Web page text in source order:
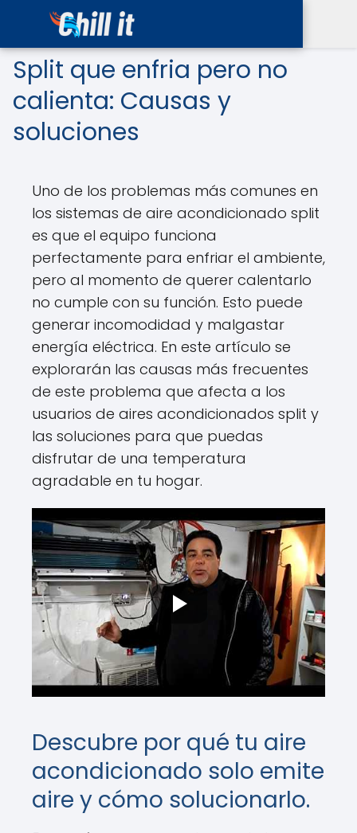
Split que enfria pero no
calienta: Causas y
soluciones
Uno de los problemas más comunes en
los sistemas de aire acondicionado split
es que el equipo funciona
perfectamente para enfriar el ambiente,
pero al momento de querer calentarlo
no cumple con su función. Esto puede
generar incomodidad y malgastar
energía eléctrica. En este artículo se
explorarán las causas más frecuentes
de este problema que afecta a los
usuarios de aires acondicionados split y
las soluciones para que puedas
disfrutar de una temperatura
agradable en tu hogar.
Descubre por qué tu aire
acondicionado solo emite
aire y cómo solucionarlo.